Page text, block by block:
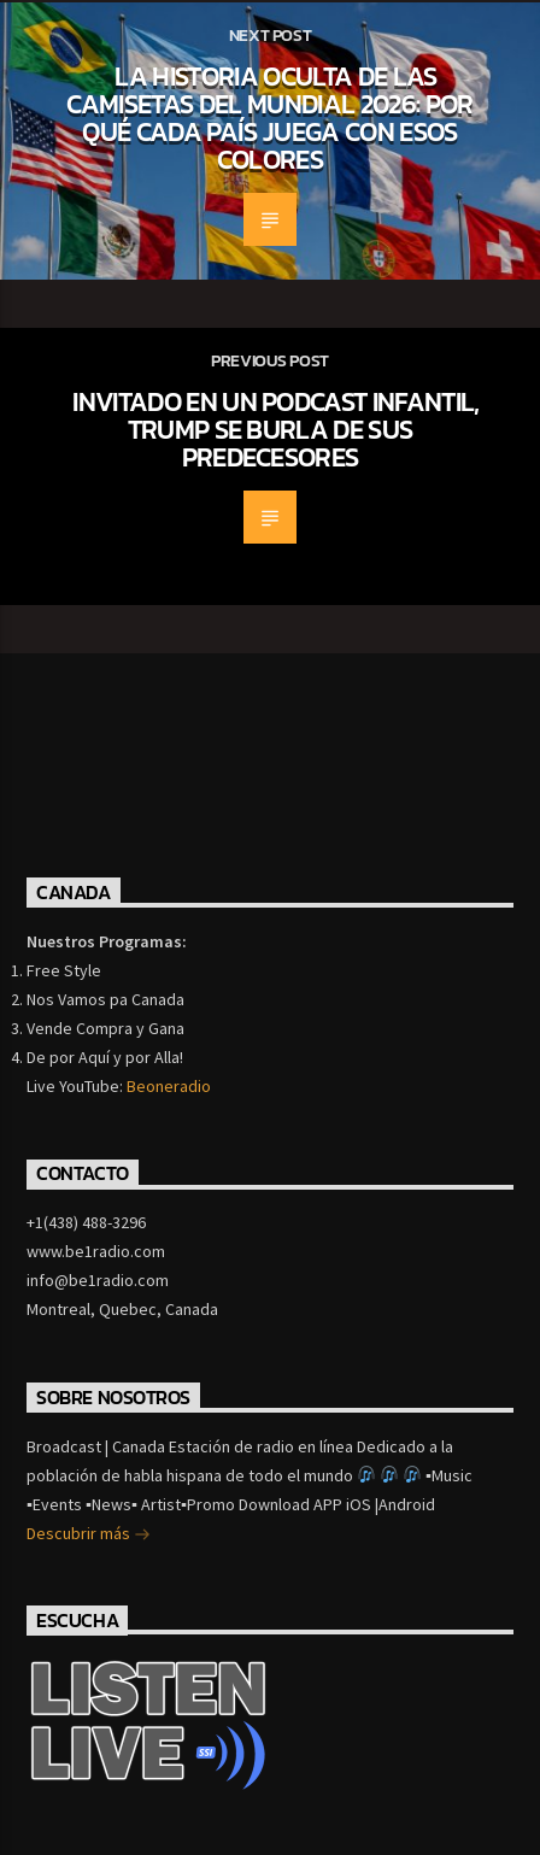
NEXT POST
LA HISTORIA OCULTA DE LAS
CAMISETAS DEL MUNDIAL 2026: POR
QUÉ CADA PAÍS JUEGA CON ESOS
COLORES
PREVIOUS POST
INVITADO EN UN PODCAST INFANTIL,
TRUMP SE BURLA DE SUS
PREDECESORES
CANADA
Nuestros Programas:
Free Style
Nos Vamos pa Canada
Vende Compra y Gana
De por Aquí y por Alla!
Live YouTube:Beoneradio
CONTACTO
+1(438) 488-3296
www.be1radio.com
info@be1radio.com
Montreal, Quebec, Canada
SOBRE NOSOTROS
Broadcast | Canada Estación de radio en línea Dedicado a la
población de habla hispana de todo el mundo
▪Music
▪Events ▪News▪ Artist▪Promo Download APP iOS |Android
Descubrir más
ESCUCHA